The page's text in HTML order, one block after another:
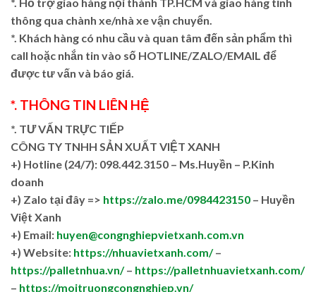
thông qua chành xe/nhà xe vận chuyển.
*. Khách hàng có nhu cầu và quan tâm đến sản phẩm thì
call hoặc nhắn tin vào số HOTLINE/ZALO/EMAIL để
được tư vấn và báo giá.
*. THÔNG TIN LIÊN HỆ
*. TƯ VẤN TRỰC TIẾP
CÔNG TY TNHH SẢN XUẤT VIỆT XANH
+) Hotline (24/7): 098.442.3150 – Ms.Huyền – P.Kinh
doanh
+) Zalo tại đây => https://zalo.me/0984423150 – Huyền
Việt Xanh
+) Email: huyen@congnghiepvietxanh.com.vn
+) Website: https://nhuavietxanh.com/–
https://palletnhua.vn/– https://palletnhuavietxanh.com/
– https://moitruongcongnghiep.vn/